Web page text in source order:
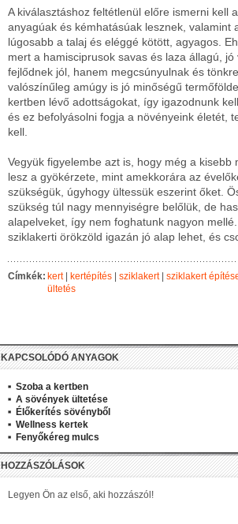
A kiválasztáshoz feltétlenül előre ismerni kell
anyagúak és kémhatásúak lesznek, valamint
lúgosabb a talaj és eléggé kötött, agyagos.
mert a hamisciprusok savas és laza állagú,
fejlődnek jól, hanem megcsúnyulnak és
valószínűleg amúgy is jó minőségű
kertben lévő adottságokat, így igazodnunk
és ez befolyásolni fogja a növényeink életét,
kell.
Vegyük figyelembe azt is, hogy még a
lesz a gyökérzete, mint amekkorára az
szükségük, úgyhogy ültessük eszerint őket.
szükség túl nagy mennyiségre belőlük, de
alapelveket, így nem foghatunk nagyon
sziklakerti örökzöld igazán jó alap lehet, és
Címkék: kert| kertépítés sziklakert| sziklakert
ültetés
KAPCSOLÓDÓ ANYAGOK
Szoba a kertben
A sövények ültetése
Élőkerítés sövényből
Wellness kertek
Fenyőkéreg mulcs